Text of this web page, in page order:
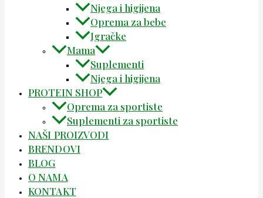
Njega i higijena
Oprema za bebe
Igračke
Mama
Suplementi
Njega i higijena
PROTEIN SHOP
Oprema za sportiste
Suplementi za sportiste
NAŠI PROIZVODI
BRENDOVI
BLOG
O NAMA
KONTAKT